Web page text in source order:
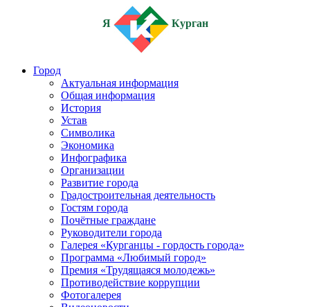
Я Курган
Город
Актуальная информация
Общая информация
История
Устав
Символика
Экономика
Инфографика
Организации
Развитие города
Градостроительная деятельность
Гостям города
Почётные граждане
Руководители города
Галерея «Курганцы - гордость города»
Программа «Любимый город»
Премия «Трудящаяся молодежь»
Противодействие коррупции
Фотогалерея